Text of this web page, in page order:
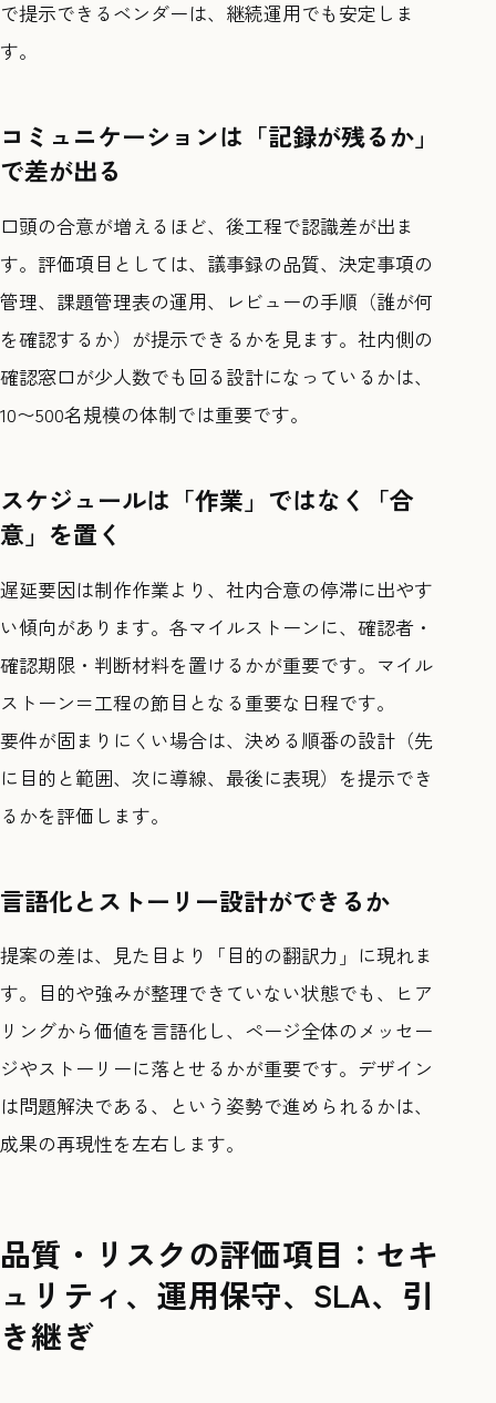
で提示できるベンダーは、継続運用でも安定しま
す。
コミュニケーションは「記録が残るか」
で差が出る
口頭の合意が増えるほど、後工程で認識差が出ま
す。評価項目としては、議事録の品質、決定事項の
管理、課題管理表の運用、レビューの手順（誰が何
を確認するか）が提示できるかを見ます。社内側の
確認窓口が少人数でも回る設計になっているかは、
10〜500名規模の体制では重要です。
スケジュールは「作業」ではなく「合
意」を置く
遅延要因は制作作業より、社内合意の停滞に出やす
い傾向があります。各マイルストーンに、確認者・
確認期限・判断材料を置けるかが重要です。マイル
ストーン＝工程の節目となる重要な日程です。
要件が固まりにくい場合は、決める順番の設計（先
に目的と範囲、次に導線、最後に表現）を提示でき
るかを評価します。
言語化とストーリー設計ができるか
提案の差は、見た目より「目的の翻訳力」に現れま
す。目的や強みが整理できていない状態でも、ヒア
リングから価値を言語化し、ページ全体のメッセー
ジやストーリーに落とせるかが重要です。デザイン
は問題解決である、という姿勢で進められるかは、
成果の再現性を左右します。
品質・リスクの評価項目：セキ
ュリティ、運用保守、SLA、引
き継ぎ